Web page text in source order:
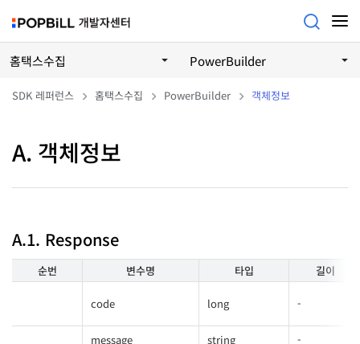
홈택스수집 PowerBuilder
SDK 레퍼런스 홈택스수집 PowerBuilder 객체정보
A. 객체정보
A.1. Response
순번 변수명 타입 길이
code long -
message string -